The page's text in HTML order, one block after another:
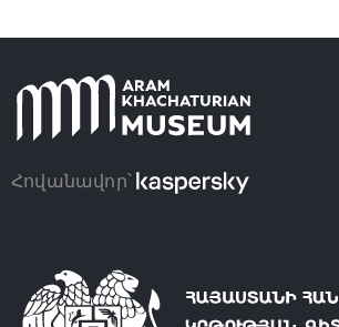
Հովանավոր՝